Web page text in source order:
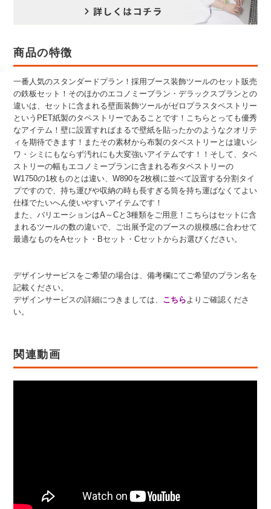
商品の特徴
一番人気のスタンダードプラン！採用ブース装飾ツールのセット販売
の鉄板セット！そのほかのエコノミープラン・デラックスプランとの
違いは、セットに含まれる壁面装飾ツールがゼロプラスタペストリー
というPET紙製のタペストリーであることです！こちらとっても優秀
なアイテム！壁に設置すればまるで壁紙を貼ったかのようなクオリテ
ィを期待できます！またその素材から布製のタペストリーとは違いシ
ワ・シミにもならず汚れにも大変強いアイテムです！！そして、タペ
ストリーの幅もエコノミープランに含まれる布タペストリーの
W1750の1枚ものとは違い、W890を2枚横に並べて設置する分割タイ
プですので、持ち運びや収納の時も長すぎる筒を持ち運ばなくてよい
仕様でたいへん使いやすいアイテムです！
また、バリエーションはA～Cと3種類をご用意！こちらはセットに含
まれるツールの数の違いで、ご出展予定のブースの規模感に合わせて
最適なものをAセット・Bセット・Cセットからお選びください。
デザインサービスをご希望の場合は、備考欄にてご希望のプラン名を
記載ください。
デザインサービスの詳細につきましては、 こちら よりご確認くださ
い。
関連動画